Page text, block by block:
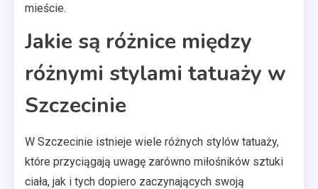
mieście.
Jakie są różnice między
różnymi stylami tatuaży w
Szczecinie
W Szczecinie istnieje wiele różnych stylów tatuaży,
które przyciągają uwagę zarówno miłośników sztuki
ciała, jak i tych dopiero zaczynających swoją